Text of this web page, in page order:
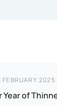
FEBRUARY 2025
of